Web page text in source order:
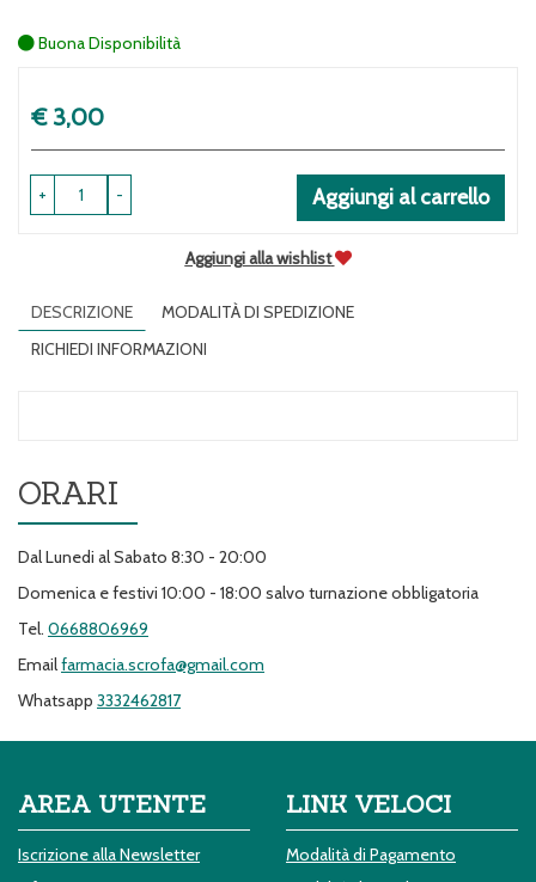
Buona Disponibilità
€ 3,00
-
+ Aggiungi al carrello
Aggiungi alla wishlist
DESCRIZIONE
MODALITÀ DI SPEDIZIONE
RICHIEDI INFORMAZIONI
ORARI
Dal Lunedi al Sabato 8:30 - 20:00
Domenica e festivi 10:00 - 18:00 salvo turnazione obbligatoria
Tel. 0668806969
Emailfarmacia.scrofa@gmail.com
Whatsapp 3332462817
AREA UTENTE
Iscrizione alla Newsletter
LINK VELOCI
Modalità di Pagamento